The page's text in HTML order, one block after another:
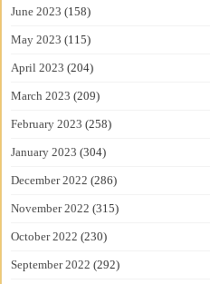
June 2023 (158)
May 2023 (115)
April 2023 (204)
March 2023 (209)
February 2023 (258)
January 2023 (304)
December 2022 (286)
November 2022 (315)
October 2022 (230)
September 2022 (292)